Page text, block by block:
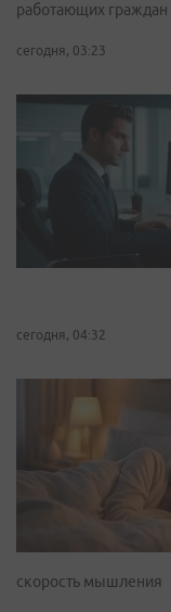
работающих граждан
сегодня, 03:23
сегодня, 04:32
скорость мышления